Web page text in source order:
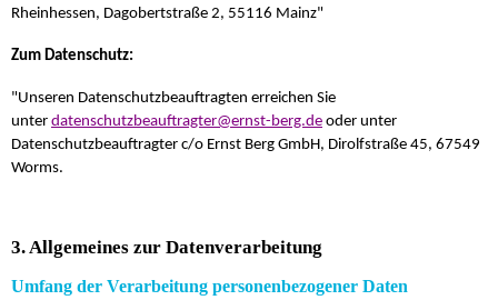
Rheinhessen, Dagobertstraße 2, 55116 Mainz"
Zum Datenschutz:
"Unseren Datenschutzbeauftragten erreichen Sie
unter datenschutzbeauftragter@ernst-berg.de oder unter
Datenschutzbeauftragter c/o Ernst Berg GmbH, Dirolfstraße 45, 67549
Worms.
3. Allgemeines zur Datenverarbeitung
Umfang der Verarbeitung personenbezogener Daten